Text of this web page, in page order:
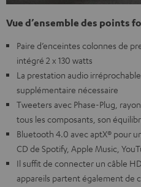
Vue d’ensemble des points
Paire d’enceintes colonnes de
intégré 2 x 130 watts
La prestation audio
supplémentaire nécessaire
Tweeters avec Phase-Plug,
tous les composants, son
Bluetooth 4.0 avec aptX® pour
CD de Spotify, Apple Music,
Il suffit de connecter un câble
appareils partent également de